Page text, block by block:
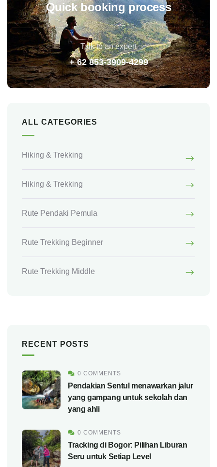
Quick booking process
Talk to an expert
+ 62 853-3909-4299
ALL CATEGORIES
Hiking & Trekking
Hiking & Trekking
Rute Pendaki Pemula
Rute Trekking Beginner
Rute Trekking Middle
RECENT POSTS
0 COMMENTS
Pendakian Sentul menawarkan jalur
yang gampang untuk sekolah dan
yang ahli
0 COMMENTS
Tracking di Bogor: Pilihan Liburan
Seru untuk Setiap Level